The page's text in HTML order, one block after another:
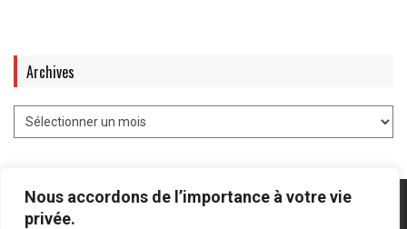
Nous accordons de l’importance à votre vie
privée.
Archives